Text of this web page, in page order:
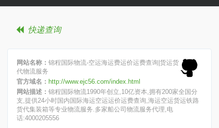
快递查询
网站名称： 锦程国际物流-空运海运费运价运费查询|货运货
代物流服务
官方域名： http://www.ejc56.com/index.html
网站描述： 锦程国际物流1990年创立,10亿资本,拥有200家全国分
支,提供24小时国内国际海运空运运价运费查询,海运空运货运铁路
货代集装箱等专业物流服务.多家船公司物流服务代理,电
话:4000205556